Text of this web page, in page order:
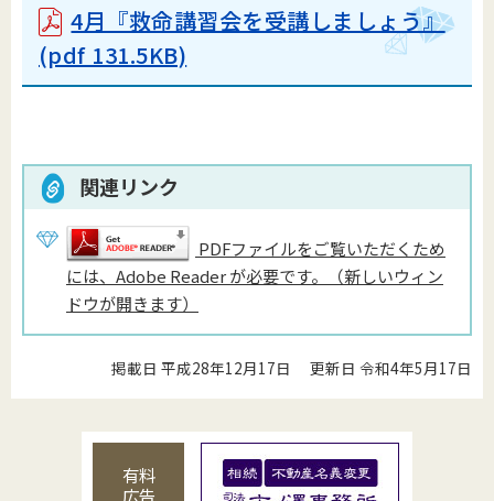
4月『救命講習会を受講しましょう』
(pdf 131.5KB)
関連リンク
PDFファイルをご覧いただくため
には、Adobe Reader が必要です。（新しいウィン
ドウが開きます）
掲載日 平成28年12月17日 更新日 令和4年5月17日
有料
広告